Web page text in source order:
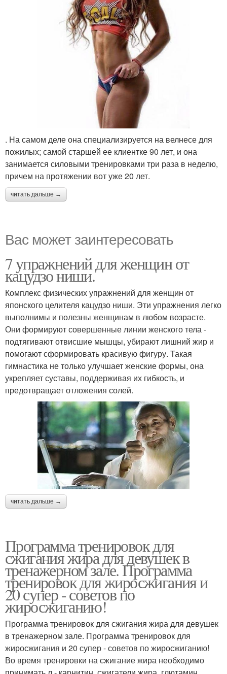
. На самом деле она специализируется на велнесе для
пожилых; самой старшей ее клиентке 90 лет, и она
занимается силовыми тренировками три раза в неделю,
причем на протяжении вот уже 20 лет.
читать дальше →
Вас может заинтересовать
7 упражнений для женщин от
кацудзо ниши.
Комплекс физических упражнений для женщин от
японского целителя кацудзо ниши. Эти упражнения легко
выполнимы и полезны женщинам в любом возрасте.
Они формируют совершенные линии женского тела -
подтягивают отвисшие мышцы, убирают лишний жир и
помогают сформировать красивую фигуру. Такая
гимнастика не только улучшает женские формы, она
укрепляет суставы, поддерживая их гибкость, и
предотвращает отложения солей.
читать дальше →
Программа тренировок для
сжигания жира для девушек в
тренажерном зале. Программа
тренировок для жиросжигания и
20 супер - советов по
жиросжиганию!
Программа тренировок для сжигания жира для девушек
в тренажерном зале. Программа тренировок для
жиросжигания и 20 супер - советов по жиросжиганию!
Во время тренировки на сжигание жира необходимо